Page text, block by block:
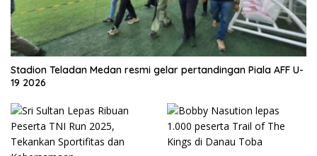
Stadion Teladan Medan resmi gelar pertandingan Piala AFF U-
19 2026